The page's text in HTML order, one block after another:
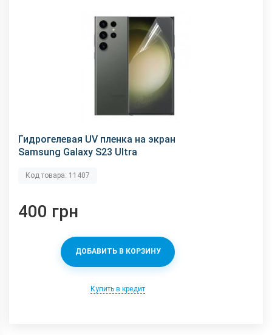
Гидрогелевая UV пленка на экран
Samsung Galaxy S23 Ultra
Код товара: 11407
400 грн
ДОБАВИТЬ В КОРЗИНУ
Купить в кредит